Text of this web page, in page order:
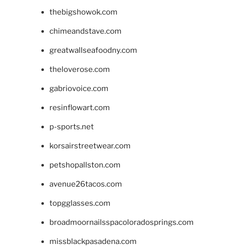
thebigshowok.com
chimeandstave.com
greatwallseafoodny.com
theloverose.com
gabriovoice.com
resinflowart.com
p-sports.net
korsairstreetwear.com
petshopallston.com
avenue26tacos.com
topgglasses.com
broadmoornailsspacoloradosprings.com
missblackpasadena.com